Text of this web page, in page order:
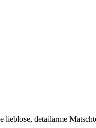
detailarme